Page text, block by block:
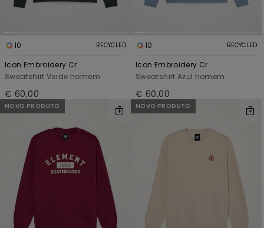
10 RECYCLED
Icon Embroidery Cr
Sweatshirt Verde homem
€ 60,00
10 RECYCLED
Icon Embroidery Cr
Sweatshirt Azul homem
€ 60,00
NOVO PRODUTO NOVO PRODUTO